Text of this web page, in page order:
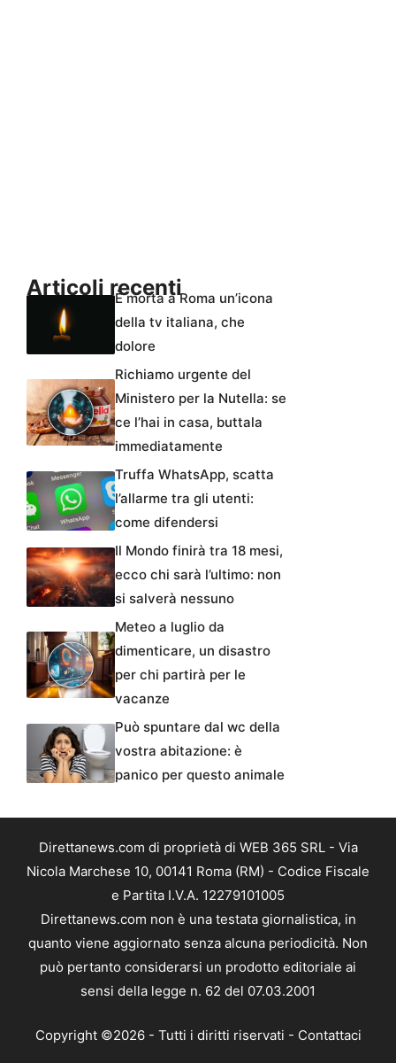
Articoli recentiÈ morta a Roma un’icona
della tv italiana, che
dolore
Richiamo urgente del
Ministero per la Nutella: se
ce l’hai in casa, buttala
immediatamente
Truffa WhatsApp, scatta
l’allarme tra gli utenti:
come difendersi
Il Mondo finirà tra 18 mesi,
ecco chi sarà l’ultimo: non
si salverà nessuno
Meteo a luglio da
dimenticare, un disastro
per chi partirà per le
vacanze
Può spuntare dal wc della
vostra abitazione: è
panico per questo animale
Direttanews.com di proprietà di WEB 365 SRL - Via
Nicola Marchese 10, 00141 Roma (RM) - Codice Fiscale
e Partita I.V.A. 12279101005
Direttanews.com non è una testata giornalistica, in
quanto viene aggiornato senza alcuna periodicità. Non
può pertanto considerarsi un prodotto editoriale ai
sensi della legge n. 62 del 07.03.2001
Copyright ©2026 - Tutti i diritti riservati - Contattaci